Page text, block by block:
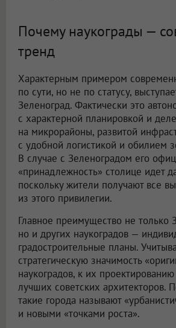
Почему наукограды —
тренд
Характерным примером
по сути, но не по статусу,
Зеленоград. Фактически это
с характерной планировкой и
на микрорайоны, развитой
с удобной логистикой и обилием
В случае с Зеленоградом его
«принадлежность» столице идет
поскольку жители получают все
из этого привилегии.
Главное преимущество не только
но и других наукоградов —
градостроительные планы.
стратегическую значимость
наукоградов, к их
лучших советских архитекторов.
такие города называют
и новыми «точками роста».